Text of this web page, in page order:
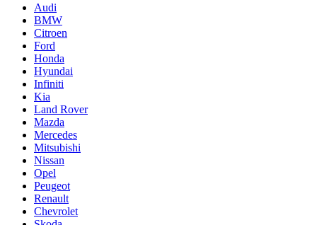
Audi
BMW
Citroen
Ford
Honda
Hyundai
Infiniti
Kia
Land Rover
Mazda
Mercedes
Mitsubishi
Nissan
Opel
Peugeot
Renault
Chevrolet